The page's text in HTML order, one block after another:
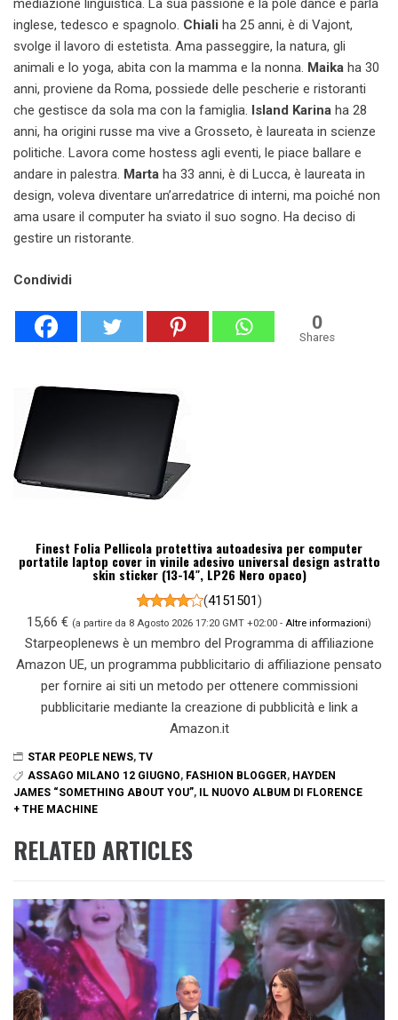
mediazione linguistica. La sua passione è la pole dance e parla
inglese, tedesco e spagnolo. Chiali ha 25 anni, è di Vajont,
svolge il lavoro di estetista. Ama passeggire, la natura, gli
animali e lo yoga, abita con la mamma e la nonna. Maika ha 30
anni, proviene da Roma, possiede delle pescherie e ristoranti
che gestisce da sola ma con la famiglia. Island Karina ha 28
anni, ha origini russe ma vive a Grosseto, è laureata in scienze
politiche. Lavora come hostess agli eventi, le piace ballare e
andare in palestra. Marta ha 33 anni, è di Lucca, è laureata in
design, voleva diventare un’arredatrice di interni, ma poiché non
ama usare il computer ha sviato il suo sogno. Ha deciso di
gestire un ristorante.
Condividi
0
Shares
Finest Folia Pellicola protettiva autoadesiva per computer
portatile laptop cover in vinile adesivo universal design astratto
skin sticker (13-14″, LP26 Nero opaco)
(4151501)
15,66 € (a partire da 8 Agosto 2026 17:20 GMT +02:00 - Altre informazioni)
Starpeoplenews è un membro del Programma di affiliazione
Amazon UE, un programma pubblicitario di affiliazione pensato
per fornire ai siti un metodo per ottenere commissioni
pubblicitarie mediante la creazione di pubblicità e link a
Amazon.it
STAR PEOPLE NEWS, TV
ASSAGO MILANO 12 GIUGNO, FASHION BLOGGER, HAYDEN
JAMES “SOMETHING ABOUT YOU”, IL NUOVO ALBUM DI FLORENCE
+ THE MACHINE
RELATED ARTICLES